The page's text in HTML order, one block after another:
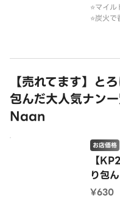
⭐️マイ
⭐️炭火
【売れてます】と
包んだ大人気ナ
Naan
【
り包
e Nan
お店価格
¥630